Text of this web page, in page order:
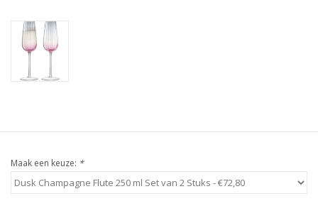
Maak een keuze: *